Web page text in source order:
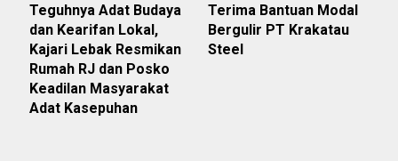
Teguhnya Adat Budaya
dan Kearifan Lokal,
Kajari Lebak Resmikan
Rumah RJ dan Posko
Keadilan Masyarakat
Adat Kasepuhan
Terima Bantuan Modal
Bergulir PT Krakatau
Steel